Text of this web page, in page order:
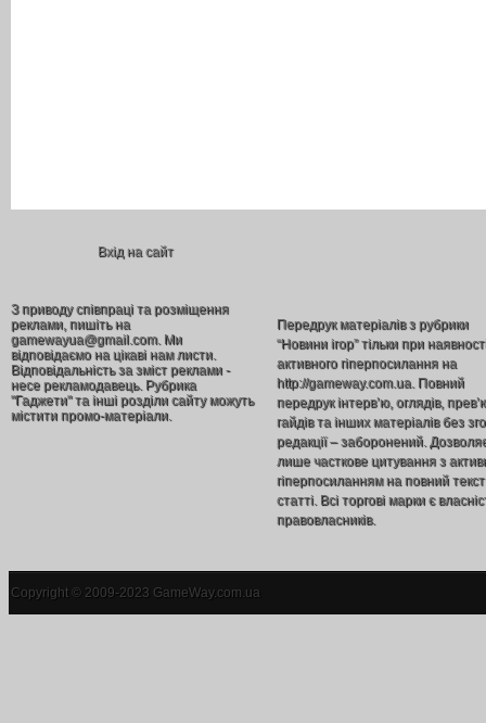
Вхід на сайт
З приводу співпраці та розміщення
реклами, пишіть на
gamewayua@gmail.com. Ми
відповідаємо на цікаві нам листи.
Відповідальність за зміст реклами -
несе рекламодавець. Рубрика
"Гаджети" та інші розділи сайту можуть
містити промо-матеріали.
Передрук матеріалів з рубрики
“Новини ігор” тільки при
активного гіперпосилання на
http://gameway.com.ua. Повний
передрук інтерв’ю, оглядів,
гайдів та інших матеріалів без
редакції – заборонений.
лише часткове цитування з
гіперпосиланням на повний текст
статті. Всі торгові марки є
правовласників.
Copyright © 2009-2023 GameWay.com.ua